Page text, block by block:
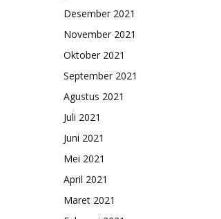
Desember 2021
November 2021
Oktober 2021
September 2021
Agustus 2021
Juli 2021
Juni 2021
Mei 2021
April 2021
Maret 2021